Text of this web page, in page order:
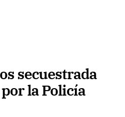
secuestrada
la Policía